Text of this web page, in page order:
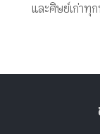
และศิษย์เก่าทุ